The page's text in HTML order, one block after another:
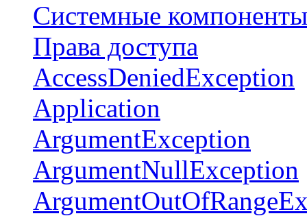
Системные компоненты
Права доступа
AccessDeniedException
Application
ArgumentException
ArgumentNullException